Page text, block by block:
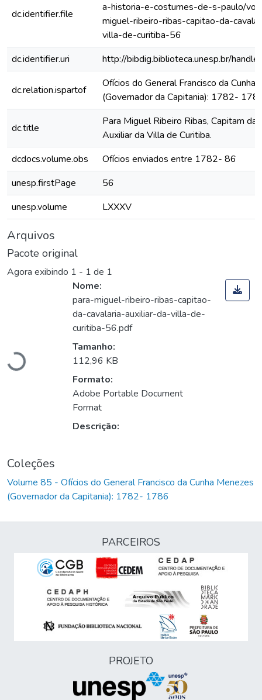
dc.identifier.file
a-historia-e-costumes-de-s-paulo/
miguel-ribeiro-ribas-capitao-da-
villa-de-curitiba-56
dc.identifier.uri
http://bibdig.biblioteca.unesp.br/
dc.relation.ispartof
Ofícios do General Francisco da Cunha
(Governador da Capitania): 1782-
dc.title
Para Miguel Ribeiro Ribas, Capitam da
Auxiliar da Villa de Curitiba.
dcdocs.volume.obs
Ofícios enviados entre 1782- 86
unesp.firstPage
56
unesp.volume
LXXXV
Arquivos
Pacote original
Agora exibindo 1 - 1 de 1
Carregando...
Nome:
para-miguel-ribeiro-ribas-capitao-
da-cavalaria-auxiliar-da-villa-de-
curitiba-56.pdf
Tamanho:
112,96 KB
Formato:
Adobe Portable Document
Format
Descrição:
Coleções
Volume 85 - Ofícios do General Francisco da Cunha Menezes
(Governador da Capitania): 1782- 1786
PARCEIROS
PROJETO